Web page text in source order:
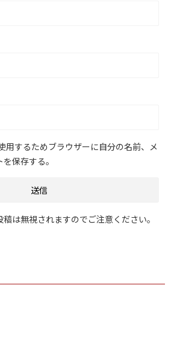
用するためブラウザーに自分の名前、メ
保存する。
は無視されますのでご注意ください。